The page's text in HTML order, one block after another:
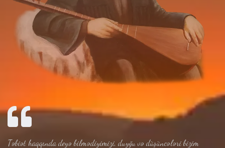
Təbiət haqqında deyə bilmədiyimizi, duyğu və düşüncələri bizim